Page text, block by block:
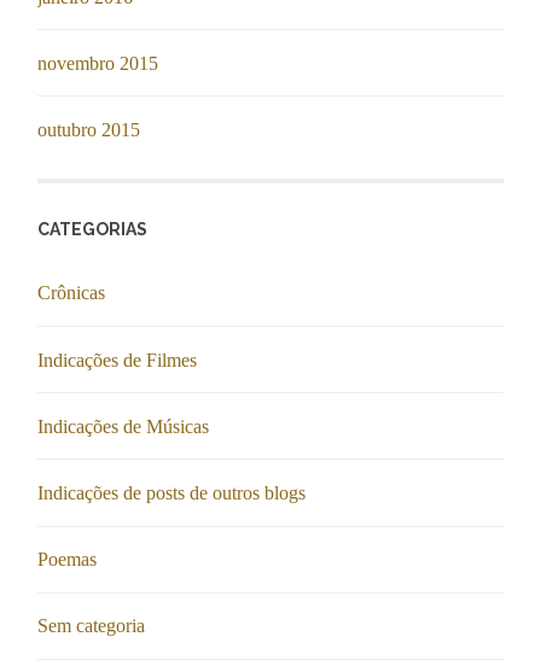
novembro 2015
outubro 2015
CATEGORIAS
Crônicas
Indicações de Filmes
Indicações de Músicas
Indicações de posts de outros blogs
Poemas
Sem categoria